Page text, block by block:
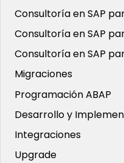
Consultoría en SAP
Consultoría en SAP
Consultoría en SAP
Migraciones
Programación ABAP
Desarrollo y
Integraciones
Upgrade